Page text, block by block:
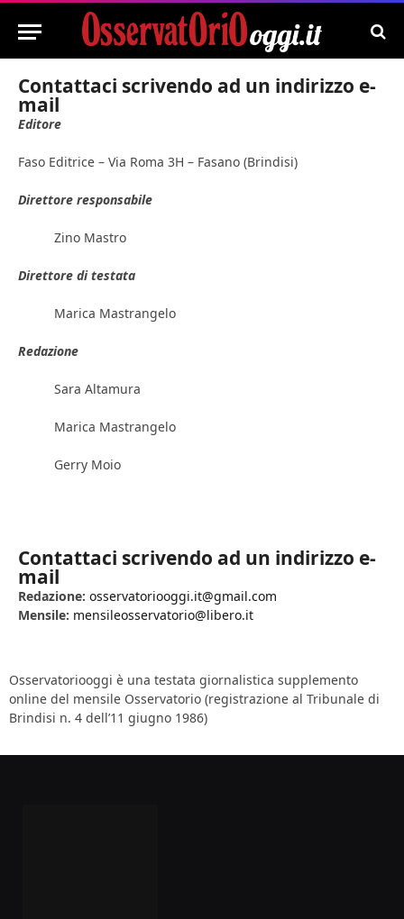
Contattaci scrivendo ad un indirizzo e-
mail
Editore
Faso Editrice – Via Roma 3H – Fasano (Brindisi)
Direttore responsabile
Zino Mastro
Direttore di testata
Marica Mastrangelo
Redazione
Sara Altamura
Marica Mastrangelo
Gerry Moio
Contattaci scrivendo ad un indirizzo e-
mail
Redazione: osservatoriooggi.it@gmail.com
Mensile: mensileosservatorio@libero.it
Osservatoriooggi è una testata giornalistica supplemento
online del mensile Osservatorio (registrazione al Tribunale di
Brindisi n. 4 dell’11 giugno 1986)